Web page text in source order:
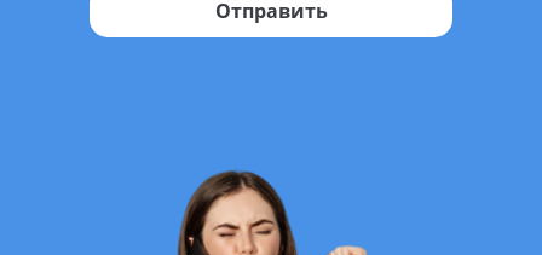
Отправить